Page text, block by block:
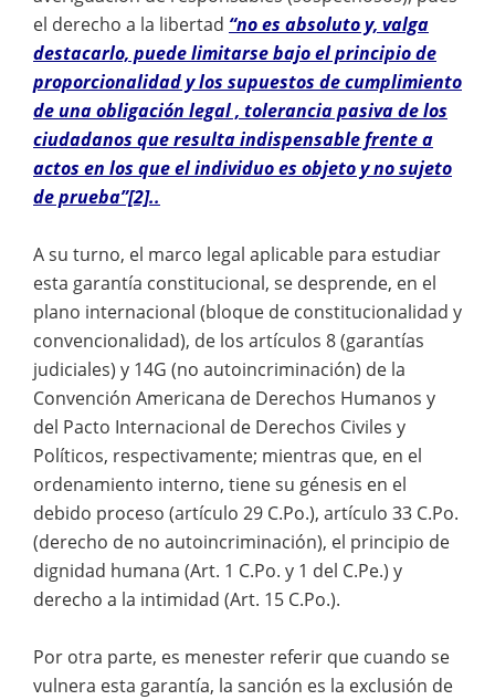
el derecho a la libertad “no es absoluto y, valga
destacarlo, puede limitarse bajo el principio de
proporcionalidad y los supuestos de cumplimiento
de una obligación legal , tolerancia pasiva de los
ciudadanos que resulta indispensable frente a
actos en los que el individuo es objeto y no sujeto
de prueba”[2]..
A su turno, el marco legal aplicable para estudiar
esta garantía constitucional, se desprende, en el
plano internacional (bloque de constitucionalidad y
convencionalidad), de los artículos 8 (garantías
judiciales) y 14G (no autoincriminación) de la
Convención Americana de Derechos Humanos y
del Pacto Internacional de Derechos Civiles y
Políticos, respectivamente; mientras que, en el
ordenamiento interno, tiene su génesis en el
debido proceso (artículo 29 C.Po.), artículo 33 C.Po.
(derecho de no autoincriminación), el principio de
dignidad humana (Art. 1 C.Po. y 1 del C.Pe.) y
derecho a la intimidad (Art. 15 C.Po.).
Por otra parte, es menester referir que cuando se
vulnera esta garantía, la sanción es la exclusión de